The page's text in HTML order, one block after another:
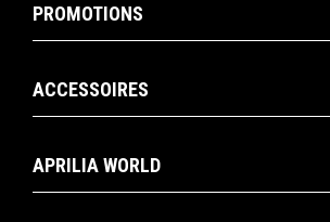
PROMOTIONS
ACCESSOIRES
APRILIA WORLD